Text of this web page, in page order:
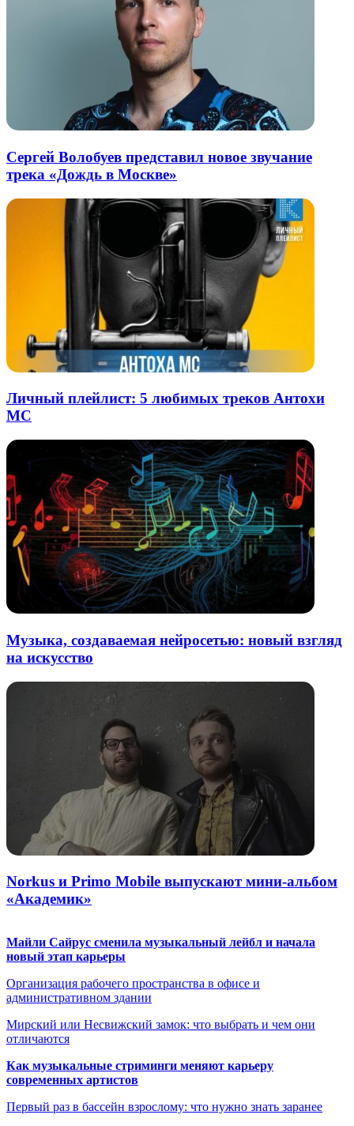
Сергей Волобуев представил новое звучание
трека «Дождь в Москве»
Личный плейлист: 5 любимых треков Антохи
MC
Музыка, создаваемая нейросетью: новый взгляд
на искусство
Norkus и Primo Mobile выпускают мини-альбом
«Академик»
Майли Сайрус сменила музыкальный лейбл и начала
новый этап карьеры
Организация рабочего пространства в офисе и
административном здании
Мирский или Несвижский замок: что выбрать и чем они
отличаются
Как музыкальные стриминги меняют карьеру
современных артистов
Первый раз в бассейн взрослому: что нужно знать заранее